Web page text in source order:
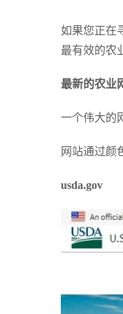
如果您正在
最有效的农
最新的农业
一个伟大的
网站通过颜
usda.gov